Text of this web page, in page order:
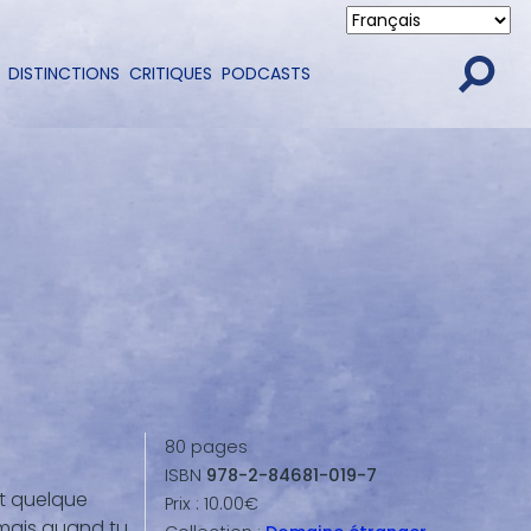
DISTINCTIONS CRITIQUES PODCASTS
quelque
80 pages
ISBN 978-2-84681-019-7
Prix : 10.00€